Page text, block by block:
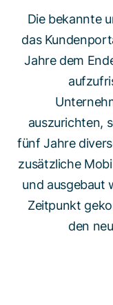
Die bekannte
das
Jahre dem
auszurichten,
fünf Jahre
zusätzliche
und ausgebaut
Zeitpunkt
den